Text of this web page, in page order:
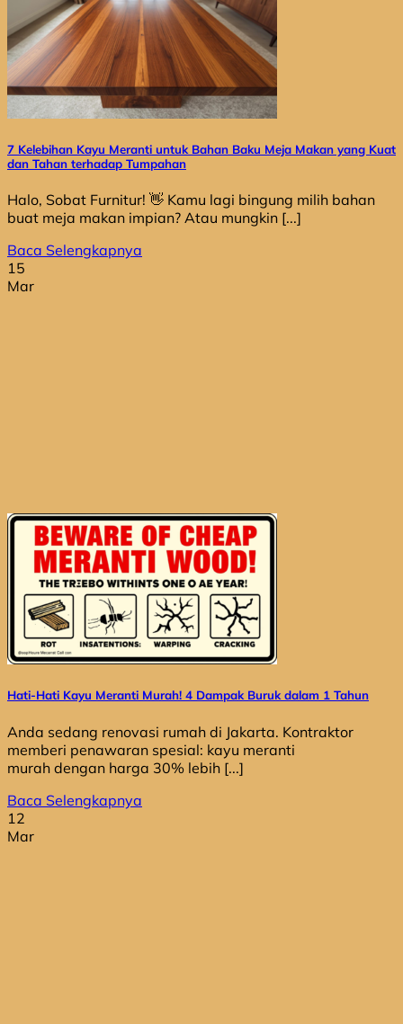
7 Kelebihan Kayu Meranti untuk Bahan Baku Meja Makan yang Kuat
dan Tahan terhadap Tumpahan
Halo, Sobat Furnitur! 👋 Kamu lagi bingung milih bahan
buat meja makan impian? Atau mungkin [...]
Baca Selengkapnya
15
Mar
Hati-Hati Kayu Meranti Murah! 4 Dampak Buruk dalam 1 Tahun
Anda sedang renovasi rumah di Jakarta. Kontraktor
memberi penawaran spesial: kayu meranti
murah dengan harga 30% lebih [...]
Baca Selengkapnya
12
Mar